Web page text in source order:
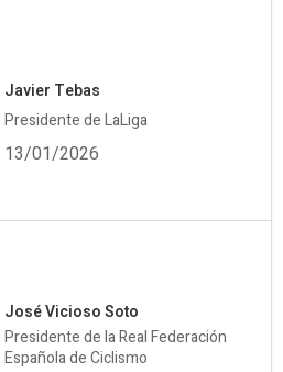
Javier Tebas
Presidente de LaLiga
13/01/2026
José Vicioso Soto
Presidente de la Real Federación
Española de Ciclismo